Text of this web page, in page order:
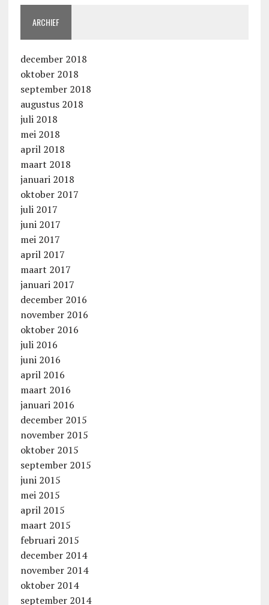
ARCHIEF
december 2018
oktober 2018
september 2018
augustus 2018
juli 2018
mei 2018
april 2018
maart 2018
januari 2018
oktober 2017
juli 2017
juni 2017
mei 2017
april 2017
maart 2017
januari 2017
december 2016
november 2016
oktober 2016
juli 2016
juni 2016
april 2016
maart 2016
januari 2016
december 2015
november 2015
oktober 2015
september 2015
juni 2015
mei 2015
april 2015
maart 2015
februari 2015
december 2014
november 2014
oktober 2014
september 2014